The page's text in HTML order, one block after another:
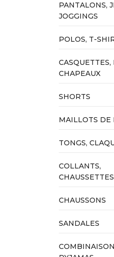
PANTALONS,
JOGGINGS
POLOS, T-
CASQUETTES,
CHAPEAUX
SHORTS
MAILLOTS DE
TONGS,
COLLANTS,
CHAUSSETTES
CHAUSSONS
SANDALES